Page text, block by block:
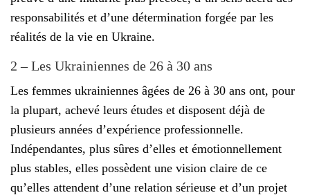
responsabilités et d’une détermination forgée par les
réalités de la vie en Ukraine.
2 – Les Ukrainiennes de 26 à 30 ans
Les femmes ukrainiennes âgées de 26 à 30 ans ont, pour
la plupart, achevé leurs études et disposent déjà de
plusieurs années d’expérience professionnelle.
Indépendantes, plus sûres d’elles et émotionnellement
plus stables, elles possèdent une vision claire de ce
qu’elles attendent d’une relation sérieuse et d’un projet